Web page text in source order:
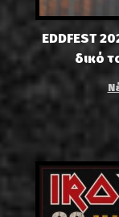
EDDFEST
δικό